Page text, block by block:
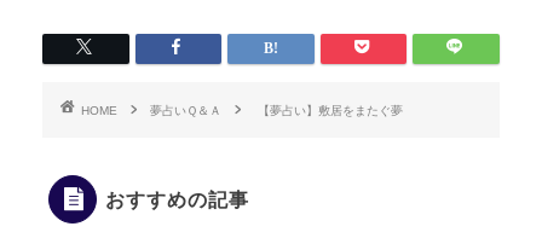
HOME 夢占いＱ＆Ａ 【夢占い】敷居をまたぐ夢
おすすめの記事